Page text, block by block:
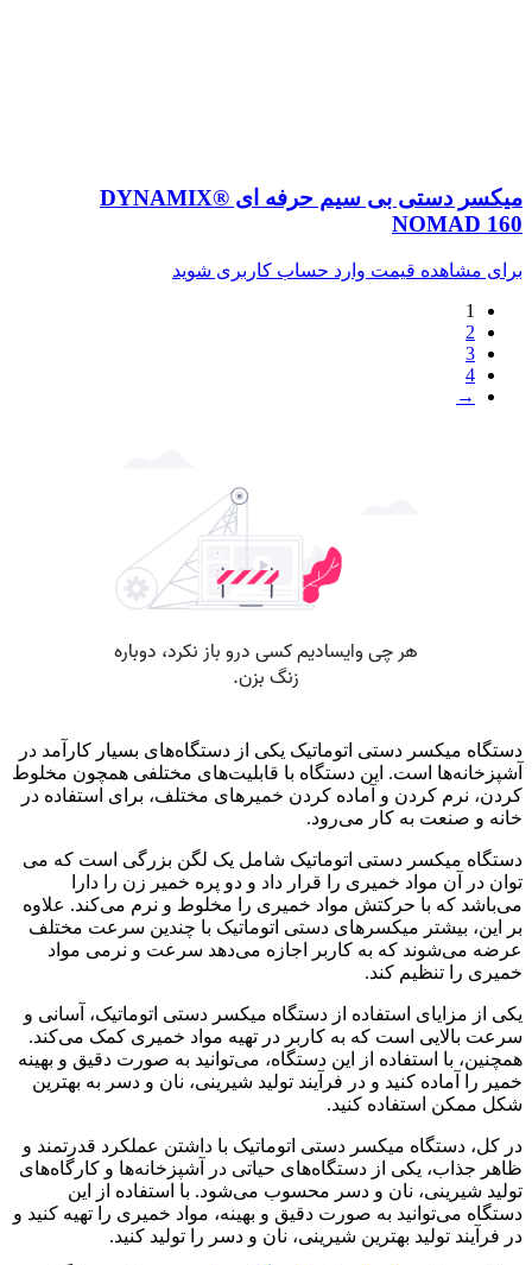
میکسر دستی بی سیم حرفه ای DYNAMIX®
NOMAD 160
برای مشاهده قیمت وارد حساب کاربری شوید
1
2
3
4
→
دستگاه میکسر دستی اتوماتیک یکی از دستگاه‌های بسیار کارآمد در
آشپزخانه‌ها است. این دستگاه با قابلیت‌های مختلفی همچون مخلوط
کردن، نرم کردن و آماده کردن خمیرهای مختلف، برای استفاده در
خانه و صنعت به کار می‌رود.
دستگاه میکسر دستی اتوماتیک شامل یک لگن بزرگی است که می
توان در آن مواد خمیری را قرار داد و دو پره خمیر زن را دارا
می‌باشد که با حرکتش مواد خمیری را مخلوط و نرم می‌کند. علاوه
بر این، بیشتر میکسرهای دستی اتوماتیک با چندین سرعت مختلف
عرضه می‌شوند که به کاربر اجازه می‌دهد سرعت و نرمی مواد
خمیری را تنظیم کند.
یکی از مزایای استفاده از دستگاه میکسر دستی اتوماتیک، آسانی و
سرعت بالایی است که به کاربر در تهیه مواد خمیری کمک می‌کند.
همچنین، با استفاده از این دستگاه، می‌توانید به صورت دقیق و بهینه
خمیر را آماده کنید و در فرآیند تولید شیرینی، نان و دسر به بهترین
شکل ممکن استفاده کنید.
در کل، دستگاه میکسر دستی اتوماتیک با داشتن عملکرد قدرتمند و
ظاهر جذاب، یکی از دستگاه‌های حیاتی در آشپزخانه‌ها و کارگاه‌های
تولید شیرینی، نان و دسر محسوب می‌شود. با استفاده از این
دستگاه می‌توانید به صورت دقیق و بهینه، مواد خمیری را تهیه کنید و
در فرآیند تولید بهترین شیرینی، نان و دسر را تولید کنید.